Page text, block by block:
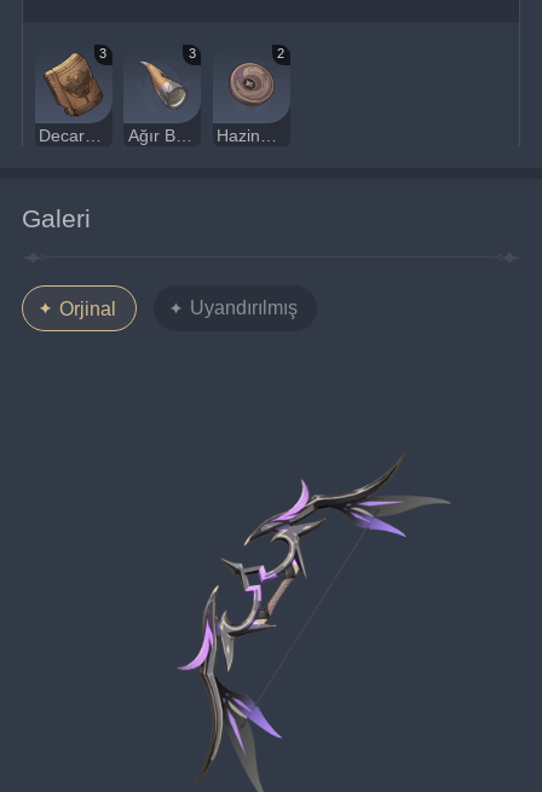
3
Decarabian'ın Kırık Çinisi
3
Ağır Boynuz
2
Hazine Avcısı Nişanı
Galeri
Orjinal Uyandırılmış